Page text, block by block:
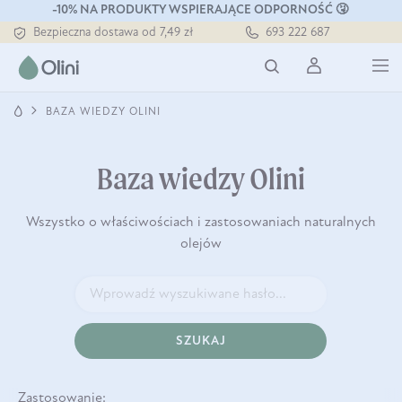
-10% NA PRODUKTY WSPIERAJĄCE ODPORNOŚĆ 🤧
Tłoczony zawsze na zimno
Bezpieczna dostawa od 7,49 zł
Darmowa dostawa od 199 zł
Tłoczony zawsze na zimno
693 222 687
BAZA WIEDZY OLINI
Baza wiedzy Olini
Wszystko o właściwościach i zastosowaniach naturalnych
olejów
SZUKAJ
Zastosowanie: